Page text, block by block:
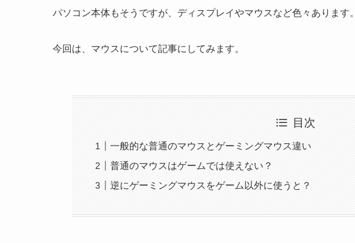
パソコン本体もそうですが、ディスプレイやマウスなど色々あります。
今回は、マウスについて記事にしてみます。
目次
一般的な普通のマウスとゲーミングマウス違い
普通のマウスはゲームでは使えない？
逆にゲーミングマウスをゲーム以外に使うと？